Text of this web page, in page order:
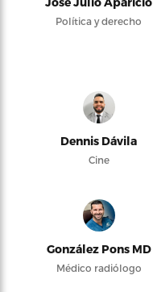
Política y derecho
Dennis Dávila
Cine
González Pons MD
Médico radiólogo